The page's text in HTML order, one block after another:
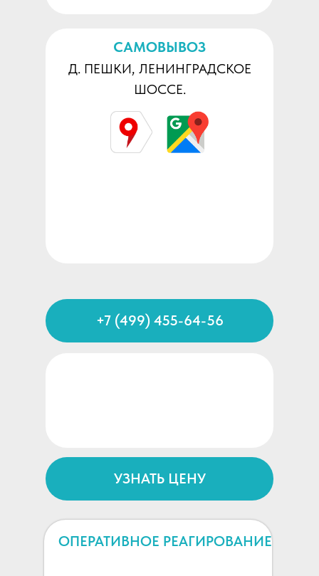
Д. ПЕШКИ, ЛЕНИНГРАДСКОЕ
ШОССЕ.
САМОВЫВОЗ
УЗНАТЬ ЦЕНУ
+7 (499) 455-64-56
ОПЕРАТИВНОЕ РЕАГИРОВАНИЕ